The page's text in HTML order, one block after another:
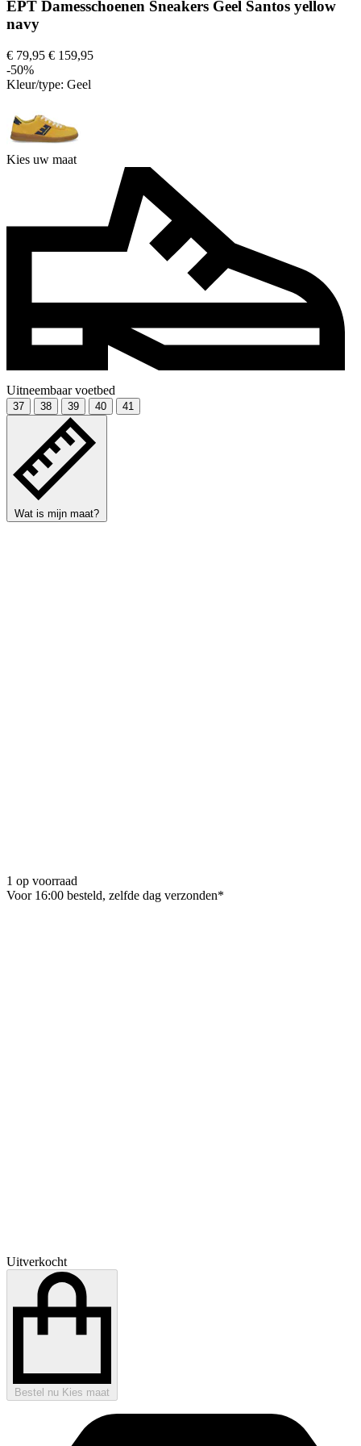
EPT Damesschoenen Sneakers Geel Santos yellow
navy
€ 79,95 € 159,95
-50%
Kleur/type: Geel
Kies uw maat
Uitneembaar voetbed
37 38 39 40 41
Wat is mijn maat?
1 op voorraad
Voor 16:00 besteld, zelfde dag verzonden*
Uitverkocht
Bestel nu Kies maat